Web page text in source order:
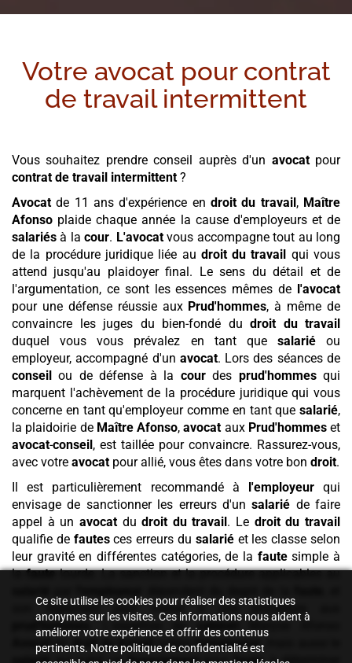
Votre avocat pour contrat
de travail intermittent
Vous souhaitez prendre conseil auprès d'un avocat pour
contrat de travail intermittent ?
Avocat de 11 ans d'expérience en droit du travail , Maître
Afonso plaide chaque année la cause d'employeurs et de
salariés à lacour. L'avocatvous accompagne tout au long
de la procédure juridique liée au droit du travail qui vous
attend jusqu'au plaidoyer final. Le sens du détail et de
l'argumentation, ce sont les essences mêmes de l'avocat
pour une défense réussie aux Prud'hommes, à même de
convaincre les juges du bien-fondé du droit du travail
duquel vous vous prévalez en tant que salarié ou
employeur, accompagné d'un avocat. Lors des séances de
conseil
ou de défense à la courdes prud'hommesqui
marquent l'achèvement de la procédure juridique qui vous
concerne en tant qu'employeur comme en tant que salarié,
la plaidoirie de Maître Afonso,avocat aux Prud'hommeset
avocat-conseil , est taillée pour convaincre. Rassurez-vous,
avec votre avocat pour allié, vous êtes dans votre bon droit.
Il est particulièrement recommandé à
l'employeurqui
envisage de sanctionner les erreurs d'unsalarié de faire
appel à un avocatdudroit du travail . Le droit du travail
qualifie de fautesces erreurs du salariéet les classe selon
leur gravité en différentes catégories, de la fautesimple à
lafautelourde. La sanction et la procédure applicables au
son règlement peut mener à une procédure aux
prud'hommes
. L'expertise ducabinet
Avocatendroit du travailaideral'employeur, mais aussi le
Ce site utilise les cookies pour réaliser des statistiques
anonymes sur les visites. Ces informations nous aident à
améliorer votre expérience et offrir des contenus
pertinents. Notre politique de confidentialité est